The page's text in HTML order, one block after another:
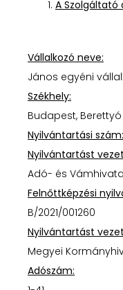
A Szolgáltató
Vállalkozó neve:
János egyéni
Székhely:
Budapest, Berettyó
Nyilvántartási szám:
Nyilvántartást
Adó- és
Felnőttképzési
B/2021/001260
Nyilvántartást
Megyei
Adószám: